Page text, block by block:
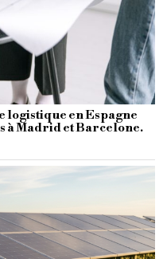
en Espagne
à Madrid et Barcelone.